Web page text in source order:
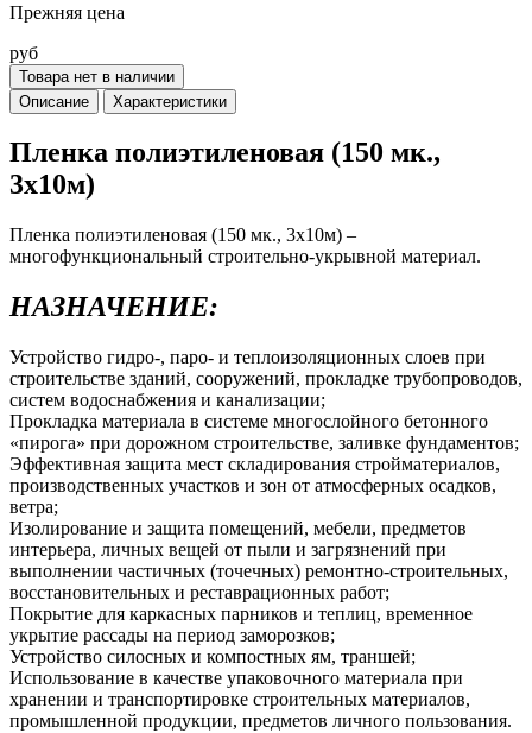
Прежняя цена
руб
Товара нет в наличии
Описание
Характеристики
Пленка полиэтиленовая (150 мк.,
3х10м)
Пленка полиэтиленовая (150 мк., 3х10м) –
многофункциональный строительно-укрывной материал.
НАЗНАЧЕНИЕ:
Устройство гидро-, паро- и теплоизоляционных слоев при
строительстве зданий, сооружений, прокладке трубопроводов,
систем водоснабжения и канализации;
Прокладка материала в системе многослойного бетонного
«пирога» при дорожном строительстве, заливке фундаментов;
Эффективная защита мест складирования стройматериалов,
производственных участков и зон от атмосферных осадков,
ветра;
Изолирование и защита помещений, мебели, предметов
интерьера, личных вещей от пыли и загрязнений при
выполнении частичных (точечных) ремонтно-строительных,
восстановительных и реставрационных работ;
Покрытие для каркасных парников и теплиц, временное
укрытие рассады на период заморозков;
Устройство силосных и компостных ям, траншей;
Использование в качестве упаковочного материала при
хранении и транспортировке строительных материалов,
промышленной продукции, предметов личного пользования.